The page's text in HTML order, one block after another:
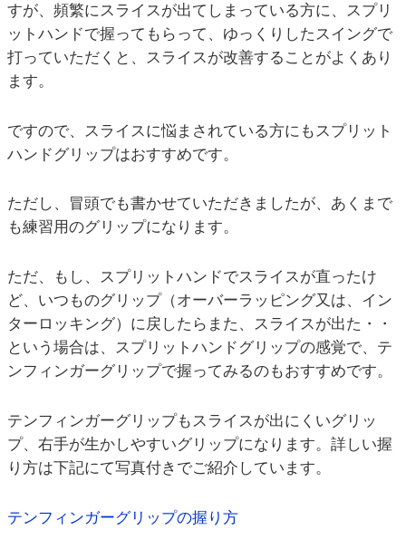
すが、頻繁にスライスが出てしまっている方に、スプリ
ットハンドで握ってもらって、ゆっくりしたスイングで
打っていただくと、スライスが改善することがよくあり
ます。
ですので、スライスに悩まされている方にもスプリット
ハンドグリップはおすすめです。
ただし、冒頭でも書かせていただきましたが、あくまで
も練習用のグリップになります。
ただ、もし、スプリットハンドでスライスが直ったけ
ど、いつものグリップ（オーバーラッピング又は、イン
ターロッキング）に戻したらまた、スライスが出た・・
という場合は、スプリットハンドグリップの感覚で、テ
ンフィンガーグリップで握ってみるのもおすすめです。
テンフィンガーグリップもスライスが出にくいグリッ
プ、右手が生かしやすいグリップになります。詳しい握
り方は下記にて写真付きでご紹介しています。
テンフィンガーグリップの握り方